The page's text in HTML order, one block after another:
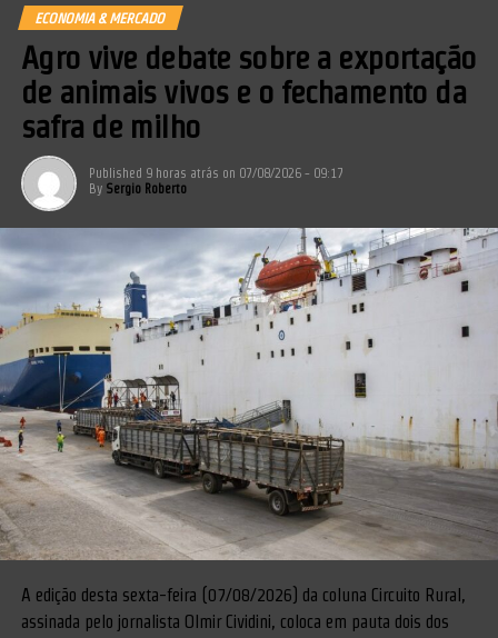
ECONOMIA & MERCADO
Agro vive debate sobre a exportação
de animais vivos e o fechamento da
safra de milho
Published 9 horas atrás on 07/08/2026 - 09:17
By Sergio Roberto
A edição desta sexta-feira (07/08/2026) da coluna Circuito Rural,
assinada pelo jornalista Olmir Cividini, coloca em pauta dois dos